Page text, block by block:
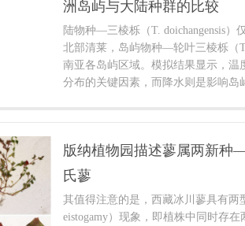
洲岛屿与大陆种群的比较
陆物种—三棱栎（T. doichangensis）
北部清莱，岛屿物种—轮叶三棱栎（
南亚各岛屿区域。模拟结果显示，温
分布的关键因素，而降水则是影响岛
的山顶有望成为大陆和岛屿物种的避
域分布的岛屿物种轮叶三棱栎将更容
响，而狭域分布的大陆物种三棱栎受
版纳植物园描述蓼属两新
氏蓼
其值得注意的是，西藏冰川蓼具有两
eistogamy）现象，即植株中同时存